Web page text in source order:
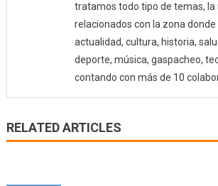
tratamos todo tipo de temas, la
relacionados con la zona donde
actualidad, cultura, historia,
deporte, música, gaspacheo,
contando con más de 10
RELATED ARTICLES